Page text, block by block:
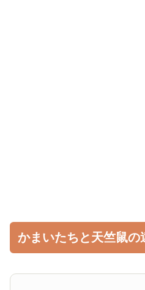
かまいたちと天竺鼠の